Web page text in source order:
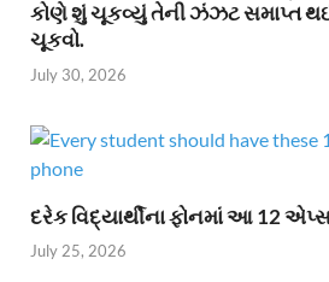
કોણે શું ચૂકવ્યું તેની ઝંઝટ સમાપ્ત થઈ
ચૂકવો.
July 30, 2026
દરેક વિદ્યાર્થીના ફોનમાં આ 12
July 25, 2026